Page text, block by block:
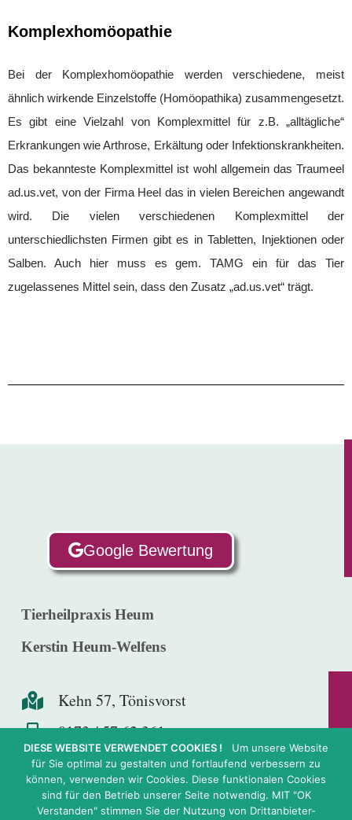
Komplexhomöopathie
Bei der Komplexhomöopathie werden verschiedene, meist
ähnlich wirkende Einzelstoffe (Homöopathika) zusammengesetzt.
Es gibt eine Vielzahl von Komplexmittel für z.B. „alltägliche“
Erkrankungen wie Arthrose, Erkältung oder Infektionskrankheiten.
Das bekannteste Komplexmittel ist wohl allgemein das Traumeel
ad.us.vet, von der Firma Heel das in vielen Bereichen angewandt
wird. Die vielen verschiedenen Komplexmittel der
unterschiedlichsten Firmen gibt es in Tabletten, Injektionen oder
Salben. Auch hier muss es gem. TAMG ein für das Tier
zugelassenes Mittel sein, dass den Zusatz „ad.us.vet“ trägt.
Google Bewertung
Tierheilpraxis Heum
Kerstin Heum-Welfens
Kehn 57, Tönisvorst
0173 / 57 62 361
info@tierheilpraxis-heum.de
Facebook
DIESE WEBSITE VERWENDET COOKIES ! Um unsere Website
für Sie optimal zu gestalten und fortlaufend verbessern zu
können, verwenden wir Cookies. Diese funktionalen Cookies
sind für den Betrieb unserer Seite notwendig. MIT "OK
Verstanden" stimmen Sie der Nutzung von Drittanbieter-